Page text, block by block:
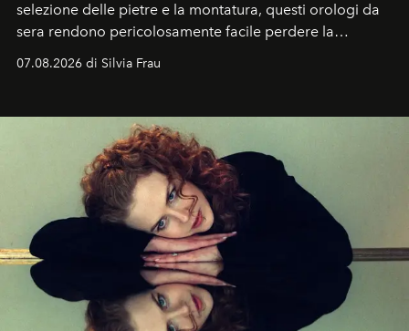
selezione delle pietre e la montatura, questi orologi da
sera rendono pericolosamente facile perdere la
cognizione del tempo. Ma con quadranti così
07.08.2026 di Silvia Frau